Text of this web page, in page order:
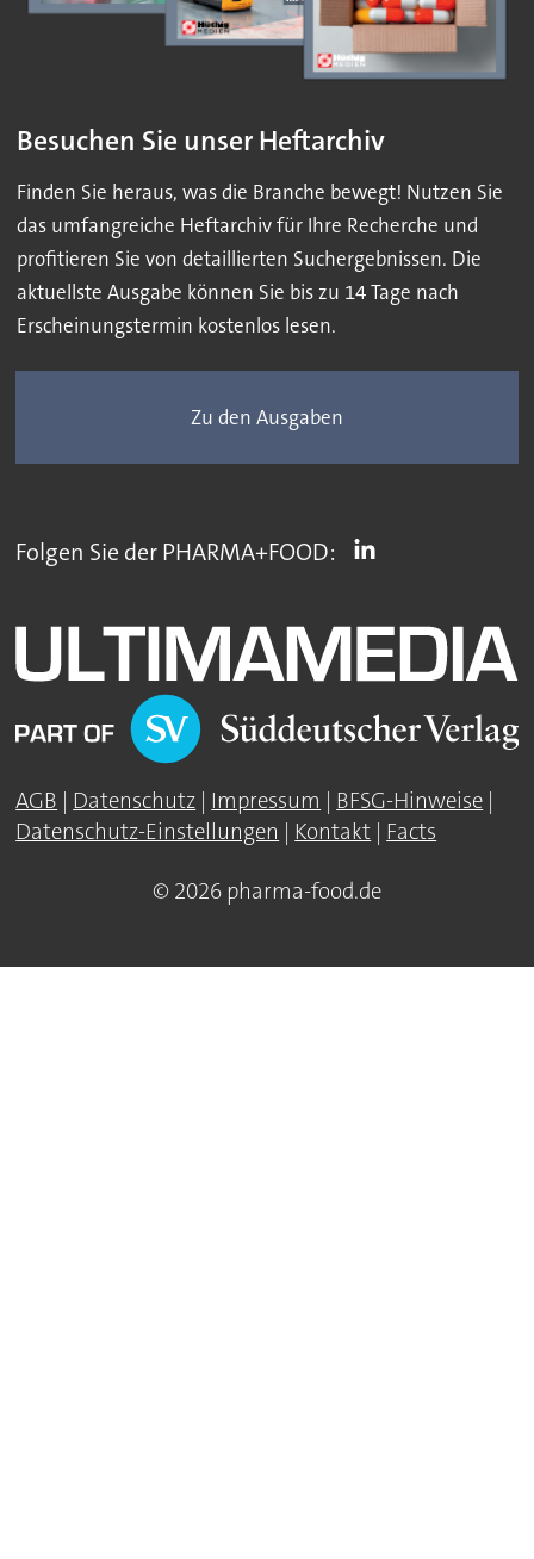
Besuchen Sie unser Heftarchiv
Finden Sie heraus, was die Branche bewegt! Nutzen Sie
das umfangreiche Heftarchiv für Ihre Recherche und
profitieren Sie von detaillierten Suchergebnissen. Die
aktuellste Ausgabe können Sie bis zu 14 Tage nach
Erscheinungstermin kostenlos lesen.
Zu den Ausgaben
Folgen Sie der PHARMA+FOOD:
AGB Datenschutz Impressum BFSG-Hinweise
Datenschutz-Einstellungen
Kontakt Facts
© 2026 pharma-food.de